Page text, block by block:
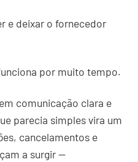
e deixar o fornecedor
por muito tempo.
comunicação clara e
parecia simples vira um
cancelamentos e
a surgir —